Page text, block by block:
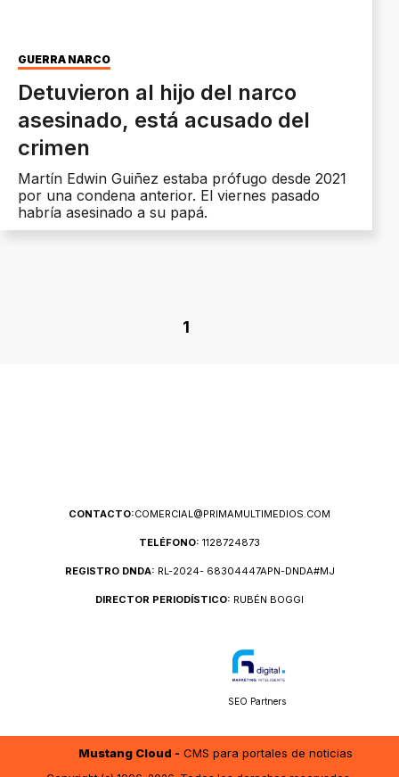
GUERRA NARCO
Detuvieron al hijo del narco
asesinado, está acusado del
crimen
Martín Edwin Guiñez estaba prófugo desde 2021
por una condena anterior. El viernes pasado
habría asesinado a su papá.
1
CONTACTO:COMERCIAL@PRIMAMULTIMEDIOS.COM
TELÉFONO: 1128724873
REGISTRO DNDA: RL-2024- 68304447APN-DNDA#MJ
DIRECTOR PERIODÍSTICO: RUBÉN BOGGI
SEO Partners
Mustang Cloud - CMS para portales de noticias